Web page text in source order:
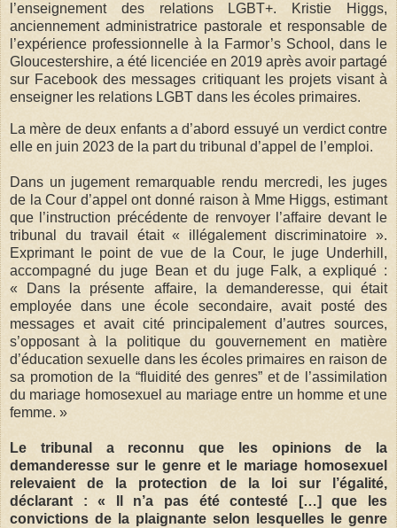
l’enseignement des relations LGBT+. Kristie Higgs,
anciennement administratrice pastorale et responsable de
l’expérience professionnelle à la Farmor’s School, dans le
Gloucestershire, a été licenciée en 2019 après avoir partagé
sur Facebook des messages critiquant les projets visant à
enseigner les relations LGBT dans les écoles primaires.
La mère de deux enfants a d’abord essuyé un verdict contre
elle en juin 2023 de la part du tribunal d’appel de l’emploi.
Dans un jugement remarquable rendu mercredi, les juges
de la Cour d’appel ont donné raison à Mme Higgs, estimant
que l’instruction précédente de renvoyer l’affaire devant le
tribunal du travail était « illégalement discriminatoire ».
Exprimant le point de vue de la Cour, le juge Underhill,
accompagné du juge Bean et du juge Falk, a expliqué :
« Dans la présente affaire, la demanderesse, qui était
employée dans une école secondaire, avait posté des
messages et avait cité principalement d’autres sources,
s’opposant à la politique du gouvernement en matière
d’éducation sexuelle dans les écoles primaires en raison de
sa promotion de la “fluidité des genres” et de l’assimilation
du mariage homosexuel au mariage entre un homme et une
femme. »
Le tribunal a reconnu que les opinions de la
demanderesse sur le genre et le mariage homosexuel
relevaient de la protection de la loi sur l’égalité,
déclarant : « Il n’a pas été contesté […] que les
convictions de la plaignante selon lesquelles le genre